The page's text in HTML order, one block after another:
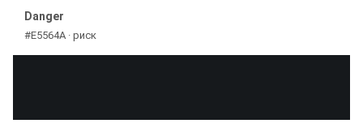
Danger
#E5564A · риск